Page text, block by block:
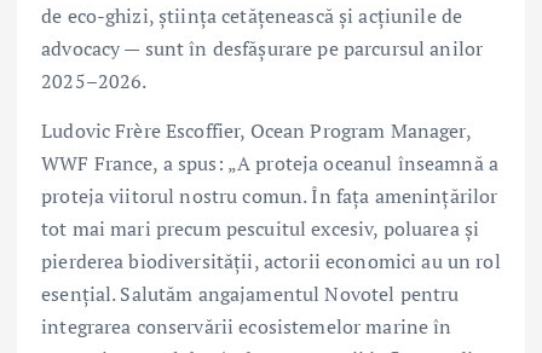
de eco-ghizi, știința cetățenească și acțiunile de
advocacy — sunt în desfășurare pe parcursul anilor
2025–2026.
Ludovic Frère Escoffier, Ocean Program Manager,
WWF France, a spus: „A proteja oceanul înseamnă a
proteja viitorul nostru comun. În fața amenințărilor
tot mai mari precum pescuitul excesiv, poluarea și
pierderea biodiversității, actorii economici au un rol
esențial. Salutăm angajamentul Novotel pentru
integrarea conservării ecosistemelor marine în